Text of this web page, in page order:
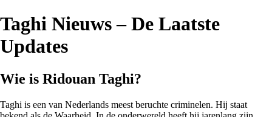
Taghi Nieuws – De Laatste
Updates
Wie is Ridouan Taghi?
Taghi is een van Nederlands meest beruchte criminelen. Hij staat